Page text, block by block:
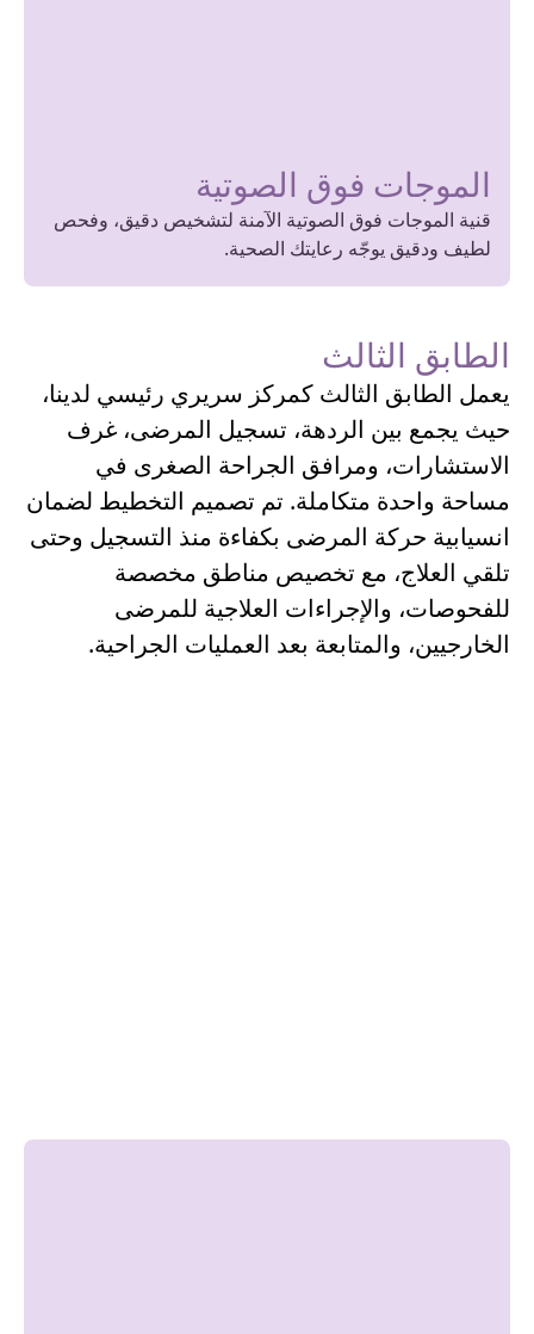
الموجات فوق الصوتية
قنية الموجات فوق الصوتية الآمنة لتشخيص دقيق، وفحص
لطيف ودقيق يوجّه رعايتك الصحية.
الطابق الثالث
يعمل الطابق الثالث كمركز سريري رئيسي لدينا،
حيث يجمع بين الردهة، تسجيل المرضى، غرف
الاستشارات، ومرافق الجراحة الصغرى في
مساحة واحدة متكاملة. تم تصميم التخطيط لضمان
انسيابية حركة المرضى بكفاءة منذ التسجيل وحتى
تلقي العلاج، مع تخصيص مناطق مخصصة
للفحوصات، والإجراءات العلاجية للمرضى
الخارجيين، والمتابعة بعد العمليات الجراحية.